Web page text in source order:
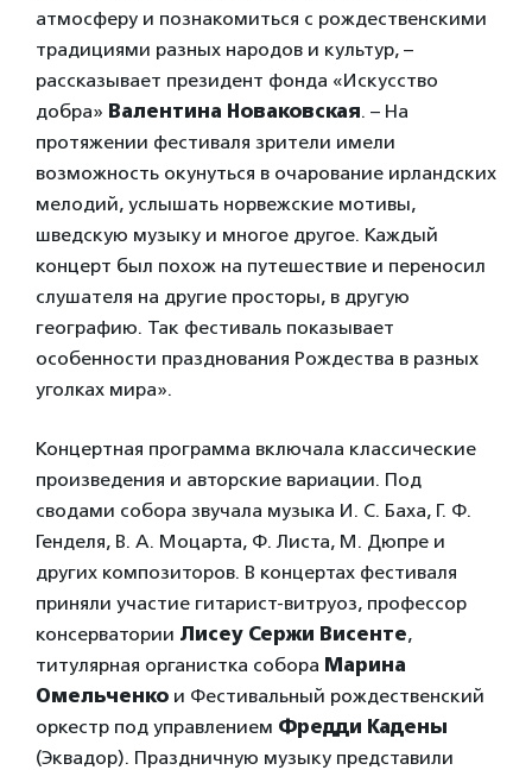
атмосферу и познакомиться с рождественскими
традициями разных народов и культур, –
рассказывает президент фонда «Искусство
добра» Валентина Новаковская. – На
протяжении фестиваля зрители имели
возможность окунуться в очарование ирландских
мелодий, услышать норвежские мотивы,
шведскую музыку и многое другое. Каждый
концерт был похож на путешествие и переносил
слушателя на другие просторы, в другую
географию. Так фестиваль показывает
особенности празднования Рождества в разных
уголках мира».
Концертная программа включала классические
произведения и авторские вариации. Под
сводами собора звучала музыка И. С. Баха, Г. Ф.
Генделя, В. А. Моцарта, Ф. Листа, М. Дюпре и
других композиторов. В концертах фестиваля
приняли участие гитарист-витруоз, профессор
консерватории Лисеу Сержи Висенте,
титулярная органистка собора Марина
Омельченко и Фестивальный рождественский
оркестр под управлением Фредди Кадены
(Эквадор). Праздничную музыку представили